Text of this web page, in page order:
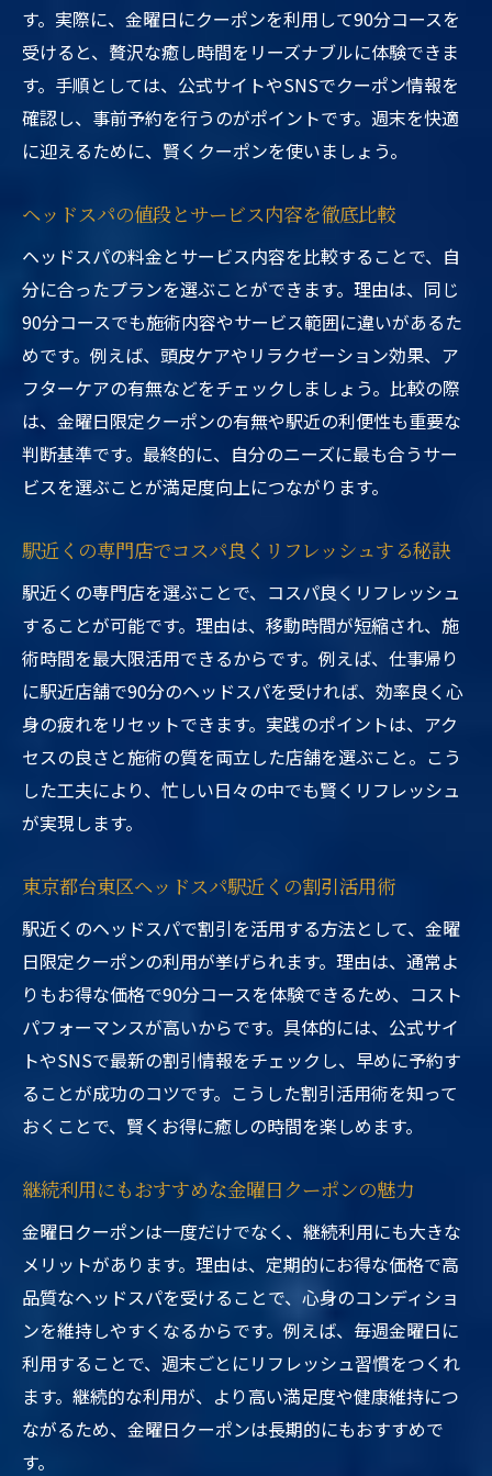
す。実際に、金曜日にクーポンを利用して90分コースを
受けると、贅沢な癒し時間をリーズナブルに体験できま
す。手順としては、公式サイトやSNSでクーポン情報を
確認し、事前予約を行うのがポイントです。週末を快適
に迎えるために、賢くクーポンを使いましょう。
ヘッドスパの値段とサービス内容を徹底比較
ヘッドスパの料金とサービス内容を比較することで、自
分に合ったプランを選ぶことができます。理由は、同じ
90分コースでも施術内容やサービス範囲に違いがあるた
めです。例えば、頭皮ケアやリラクゼーション効果、ア
フターケアの有無などをチェックしましょう。比較の際
は、金曜日限定クーポンの有無や駅近の利便性も重要な
判断基準です。最終的に、自分のニーズに最も合うサー
ビスを選ぶことが満足度向上につながります。
駅近くの専門店でコスパ良くリフレッシュする秘訣
駅近くの専門店を選ぶことで、コスパ良くリフレッシュ
することが可能です。理由は、移動時間が短縮され、施
術時間を最大限活用できるからです。例えば、仕事帰り
に駅近店舗で90分のヘッドスパを受ければ、効率良く心
身の疲れをリセットできます。実践のポイントは、アク
セスの良さと施術の質を両立した店舗を選ぶこと。こう
した工夫により、忙しい日々の中でも賢くリフレッシュ
が実現します。
東京都台東区ヘッドスパ駅近くの割引活用術
駅近くのヘッドスパで割引を活用する方法として、金曜
日限定クーポンの利用が挙げられます。理由は、通常よ
りもお得な価格で90分コースを体験できるため、コスト
パフォーマンスが高いからです。具体的には、公式サイ
トやSNSで最新の割引情報をチェックし、早めに予約す
ることが成功のコツです。こうした割引活用術を知って
おくことで、賢くお得に癒しの時間を楽しめます。
継続利用にもおすすめな金曜日クーポンの魅力
金曜日クーポンは一度だけでなく、継続利用にも大きな
メリットがあります。理由は、定期的にお得な価格で高
品質なヘッドスパを受けることで、心身のコンディショ
ンを維持しやすくなるからです。例えば、毎週金曜日に
利用することで、週末ごとにリフレッシュ習慣をつくれ
ます。継続的な利用が、より高い満足度や健康維持につ
ながるため、金曜日クーポンは長期的にもおすすめで
す。